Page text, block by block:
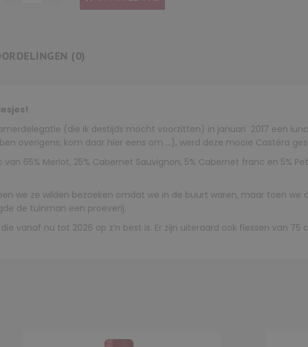
(0)
(die ik destijds mocht voorzitten) in januari 2017 een
overigens; kom daar hier eens om …), werd deze mooie Castéra
65% Merlot, 25% Cabernet Sauvignon, 5% Cabernet franc en 5%
we ze wilden bezoeken omdat we in de buurt waren, maar toen
de tuinman een proeverij.
vanaf nu tot 2026 op z’n best is. Er zijn uiteraard ook flessen van 75